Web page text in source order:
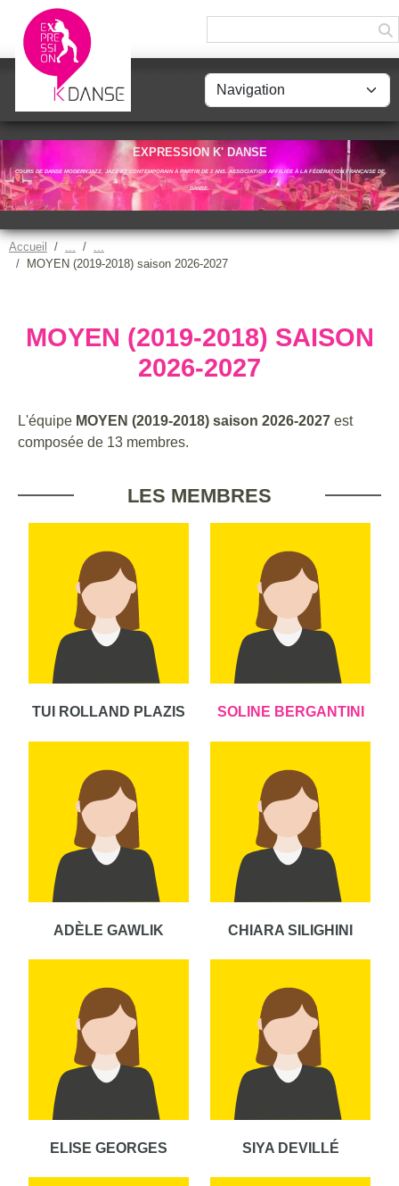
EXPRESSION K' DANSE
COURS DE DANSE MODERN'JAZZ, JAZZ ET CONTEMPORAIN À PARTIR DE 2 ANS. ASSOCIATION AFFILIÉE À LA FÉDÉRATION FRANÇAISE DE
DANSE.
Accueil
MOYEN (2019-2018) saison 2026-2027
MOYEN (2019-2018) SAISON
2026-2027
L'équipe MOYEN (2019-2018) saison 2026-2027 est
composée de 13 membres.
LES MEMBRES
TUI ROLLAND PLAZIS SOLINE BERGANTINI
ADÈLE GAWLIK CHIARA SILIGHINI
ELISE GEORGES SIYA DEVILLÉ
Panneau de gestion des cookies